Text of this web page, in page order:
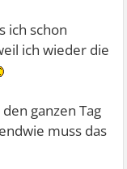
ich schon
ich wieder die
ganzen Tag
muss das